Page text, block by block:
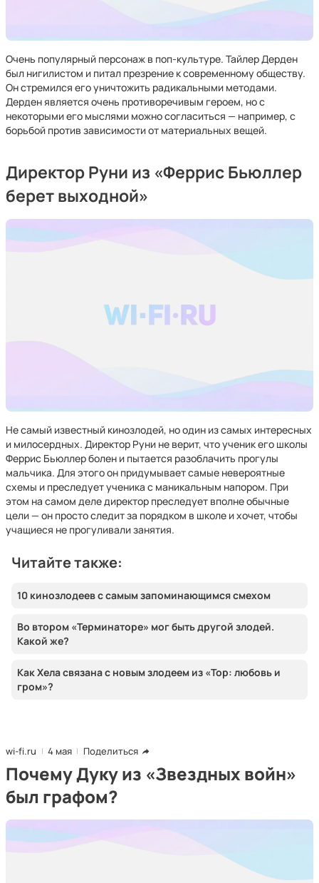
Очень популярный персонаж в поп-культуре. Тайлер Дерден
был нигилистом и питал презрение к современному обществу.
Он стремился его уничтожить радикальными методами.
Дерден является очень противоречивым героем, но с
некоторыми его мыслями можно согласиться — например, с
борьбой против зависимости от материальных вещей.
Директор Руни из «Феррис Бьюллер
берет выходной»
Не самый известный кинозлодей, но один из самых интересных
и милосердных. Директор Руни не верит, что ученик его школы
Феррис Бьюллер болен и пытается разоблачить прогулы
мальчика. Для этого он придумывает самые невероятные
схемы и преследует ученика с маникальным напором. При
этом на самом деле директор преследует вполне обычные
цели — он просто следит за порядком в школе и хочет, чтобы
учащиеся не прогуливали занятия.
Читайте также:
10 кинозлодеев с самым запоминающимся смехом
Во втором «Терминаторе» мог быть другой злодей.
Какой же?
Как Хела связана с новым злодеем из «Тор: любовь и
гром»?
wi-fi.ru 4 мая Поделиться
Почему Дуку из «Звездных войн»
был графом?